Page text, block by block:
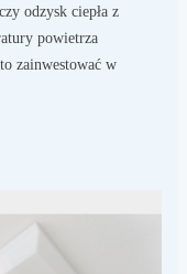
odzysk ciepła z
powietrza
zainwestować w